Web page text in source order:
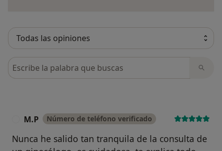
Busca en opiniones
M.P Número de teléfono verificado
Nunca he salido tan tranquila de la consulta de